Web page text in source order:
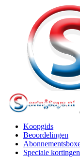
Koopgids
Beoordelingen
Speciale kortingen